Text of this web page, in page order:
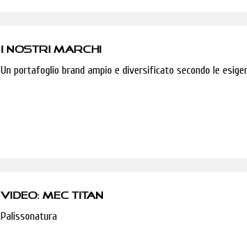
I NOSTRI MARCHI
Un portafoglio brand ampio e diversificato secondo le
VIDEO: MEC TITAN
Palissonatura